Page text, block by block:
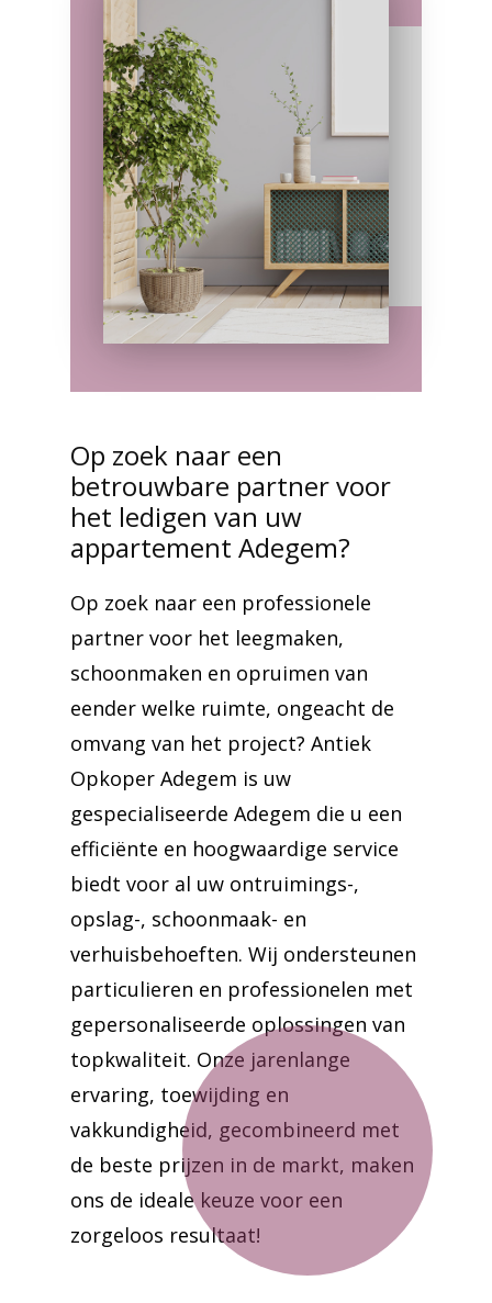
Op zoek naar een
betrouwbare partner voor
het ledigen van uw
appartement Adegem?
Op zoek naar een professionele
partner voor het leegmaken,
schoonmaken en opruimen van
eender welke ruimte, ongeacht de
omvang van het project? Antiek
Opkoper Adegem is uw
gespecialiseerde Adegem die u een
efficiënte en hoogwaardige service
biedt voor al uw ontruimings-,
opslag-, schoonmaak- en
verhuisbehoeften. Wij ondersteunen
particulieren en professionelen met
gepersonaliseerde oplossingen van
topkwaliteit. Onze jarenlange
ervaring, toewijding en
vakkundigheid, gecombineerd met
de beste prijzen in de markt, maken
ons de ideale keuze voor een
zorgeloos resultaat!